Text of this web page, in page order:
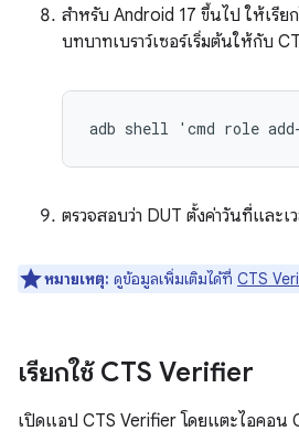
สำหรับ Android 17 ขึ้นไป ให้เรีย
บทบาทเบราว์เซอร์เริ่มต้นให้กับ
ตรวจสอบว่า DUT ตั้งค่าวันที่และเ
หมายเหตุ: ดูข้อมูลเพิ่มเติมได้ที่ CTS
เรียกใช้ CTS Verifier
เปิดแอป CTS Verifier โดยแตะไอคอน